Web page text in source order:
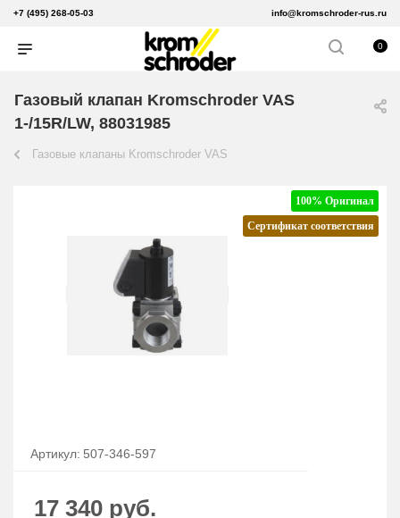
+7 (495) 268-05-03 info@kromschroder-rus.ru
0
Газовый клапан Kromschroder VAS
1-/15R/LW, 88031985
Газовые клапаны Kromschroder VAS
100% Оригинал
Сертификат соответствия
Артикул: 507-346-597
17 340 руб.